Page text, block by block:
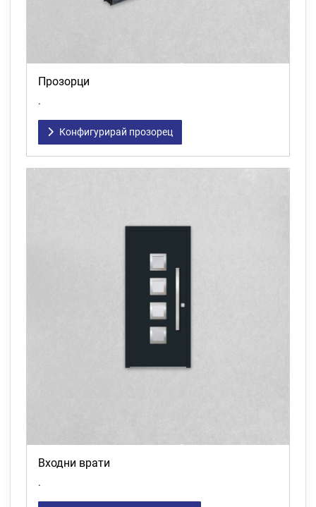
Прозорци
.
Конфигурирай прозорец
Входни врати
.